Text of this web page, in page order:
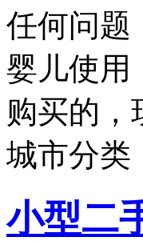
任何问题
婴儿使用
购买的
城市分类
小型二